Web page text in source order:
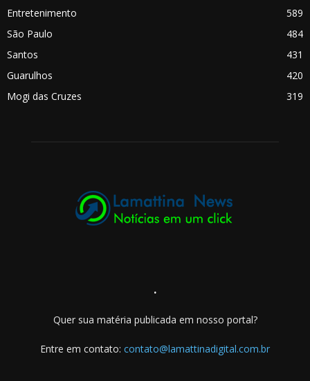
Entretenimento
589
São Paulo
484
Santos
431
Guarulhos
420
Mogi das Cruzes
319
.
Quer sua matéria publicada em nosso portal?
Entre em contato: contato@lamattinadigital.com.br